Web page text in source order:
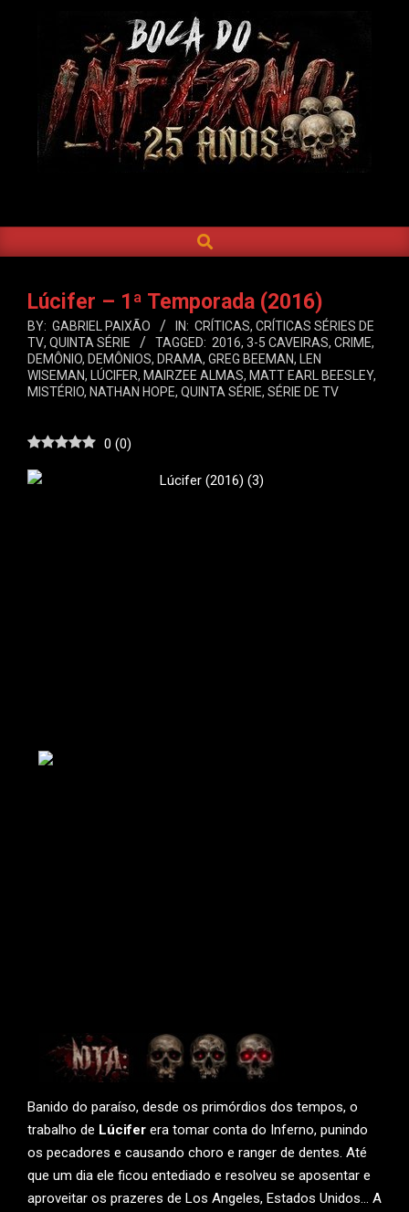
DO
INFERNO
Navigation
SEARCH
Lúcifer – 1ª Temporada (2016)
BY: GABRIEL PAIXÃO IN: CRÍTICAS, CRÍTICAS SÉRIES DE
TV, QUINTA SÉRIE TAGGED: 2016, 3-5 CAVEIRAS, CRIME,
DEMÔNIO, DEMÔNIOS, DRAMA, GREG BEEMAN,
LEN
WISEMAN, LÚCIFER, MAIRZEE ALMAS, MATT EARL BEESLEY,
MISTÉRIO, NATHAN HOPE, QUINTA SÉRIE, SÉRIE DE TV
0 (0)
Banido do paraíso, desde os primórdios dos tempos, o
trabalho de Lúcifer era tomar conta do Inferno, punindo
os pecadores e causando choro e ranger de dentes. Até
que um dia ele ficou entediado e resolveu se aposentar e
aproveitar os prazeres de Los Angeles, Estados Unidos… A